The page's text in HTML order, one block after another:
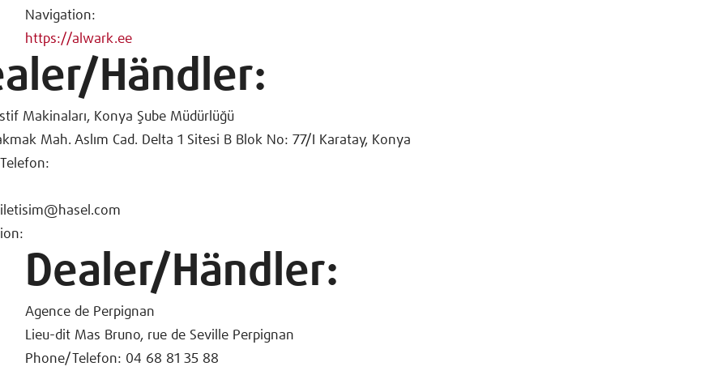
Navigation:
https://alwark.ee
Händler:
Makinaları, Konya Şube Müdürlüğü
Mah. Aslım Cad. Delta 1 Sitesi B Blok No: 77/I Karatay, Konya
Dealer/Händler:
Agence de Perpignan
Lieu-dit Mas Bruno, rue de Seville Perpignan
Phone/Telefon: 04 68 81 35 88